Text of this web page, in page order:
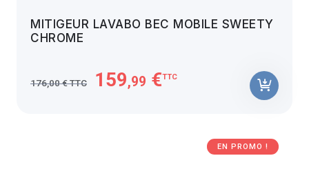
MITIGEUR LAVABO BEC MOBILE SWEETY
CHROME
176,00 € TTC 159,99 €TTC
EN PROMO !